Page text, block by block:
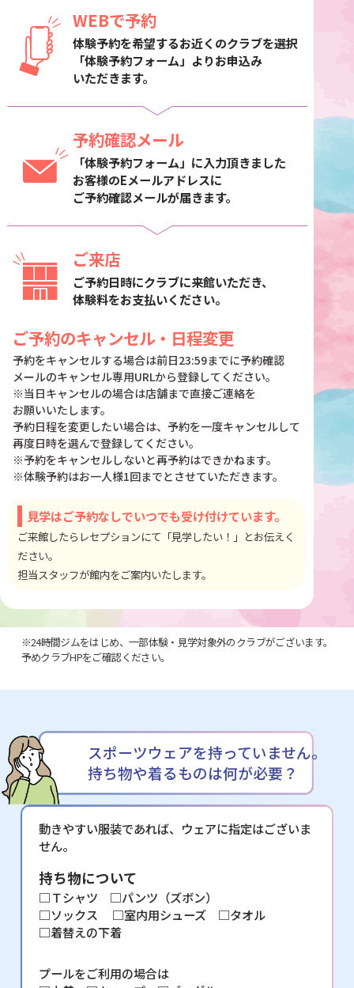
WEBで予約
体験予約を希望するお近くのクラブを選択
「体験予約フォーム」よりお申込み
いただきます。
予約確認メール
「体験予約フォーム」に入力頂きました
お客様のEメールアドレスに
ご予約確認メールが届きます。
ご来店
ご予約日時にクラブに来館いただき、
体験料をお支払いください。
ご予約のキャンセル・日程変更
予約をキャンセルする場合は前日23:59までに予約確認
メールのキャンセル専用URLから登録してください。
※当日キャンセルの場合は店舗まで直接ご連絡を
お願いいたします。
予約日程を変更したい場合は、予約を一度キャンセルして
再度日時を選んで登録してください。
※予約をキャンセルしないと再予約はできかねます。
※体験予約はお一人様1回までとさせていただきます。
見学はご予約なしでいつでも受け付けています。
ご来館したらレセプションにて「見学したい！」とお伝えく
ださい。
担当スタッフが館内をご案内いたします。
※24時間ジムをはじめ、一部体験・見学対象外のクラブがございます。
予めクラブHPをご確認ください。
スポーツウェアを持っていません。
持ち物や着るものは何が必要？
動きやすい服装であれば、ウェアに指定はございま
せん。
持ち物について
□Ｔシャツ □パンツ（ズボン）
□ソックス
□室内用シューズ □タオル
□着替えの下着
プールをご利用の場合は